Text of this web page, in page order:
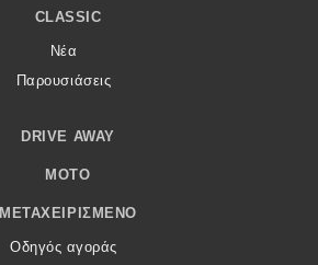
CLASSIC
Νέα
Παρουσιάσεις
DRIVE AWAY
MOTO
ΜΕΤΑΧΕΙΡΙΣΜΈΝΟ
Οδηγός αγοράς